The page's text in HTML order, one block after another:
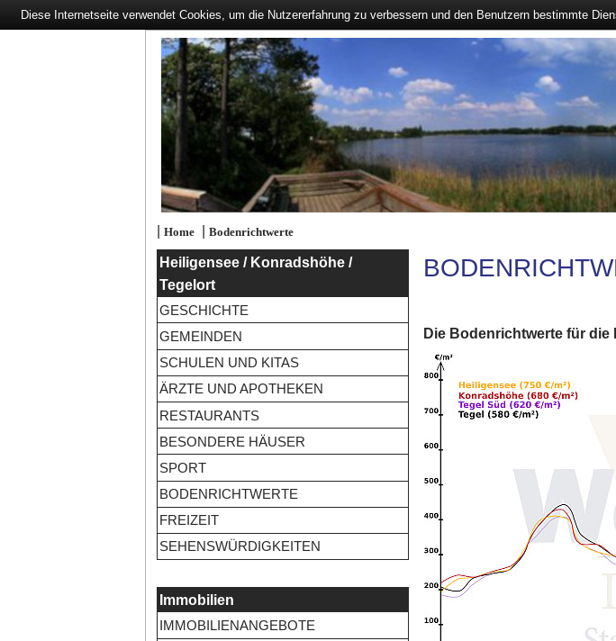
| Home| Bodenrichtwerte
Heiligensee / Konradshöhe /
Tegelort
GESCHICHTE
GEMEINDEN
SCHULEN UND KITAS
ÄRZTE UND APOTHEKEN
RESTAURANTS
BESONDERE HÄUSER
SPORT
BODENRICHTWERTE
FREIZEIT
SEHENSWÜRDIGKEITEN
Immobilien
IMMOBILIENANGEBOTE
Die Bodenrichtwerte für
Diese Internetseite verwendet Cookies, um die Nutzererfahrung zu verbessern und den Benutzern bestimmte